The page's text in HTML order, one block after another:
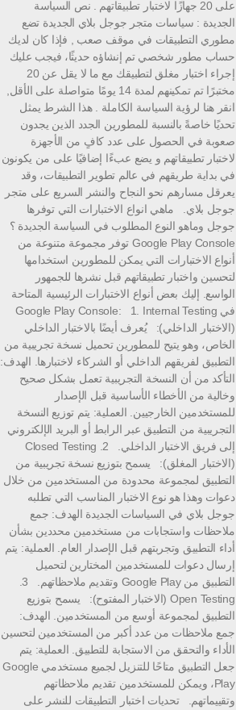
على 20 جهازًا لاختبار تطبيقاتهم . نص السياسة
الجديدة : سياسات متجر جوجل بلاي الجديدة تضع
مطوري التطبيقات في موقف صعب , فإذا كان لديك
حساب مطور شخصي تم إنشاؤه حديثًا، فيجب عليك
إجراء اختبار مغلق لتطبيقك مع ما لا يقل عن 20
مختبرًا تم تمكينهم لمدة 14 يومًا متواصلة على الأقل,
انقر هنا لرؤية السياسة الكاملة . هذا الشرط يمثل
تحديًا خاصةً بالنسبة للمطورين الجدد الذين يجدون
صعوبة في الحصول على عدد كافٍ من الأجهزة
لاختبار تطبيقاتهم و يضع عبءًا إضافيًا على من يكونون
في بداية طريقهم في عالم تطوير التطبيقات، وقد
يعرقل مسارهم نحو النجاح والنشر السريع على متجر
جوجل بلاي. ماهي انواع الاختبارات التي توفرها
جوجل وماهو النوع المطلوب في السياسة الجديدة ؟
Google Play Console توفر مجموعة متنوعة من
أنواع الاختبارات التي يمكن للمطورين استخدامها
لتحسين واختبار تطبيقاتهم قبل نشرها للجمهور
الواسع. إليك بعض أنواع الاختبارات الرئيسية المتاحة
في Google Play Console: 1. Internal Testing
(الاختبار الداخلي): يُعرف أيضًا بالاختبار الداخلي
الخاص، وهو يتيح للمطورين تحميل نسخة تجريبية من
التطبيق لفريقهم الداخلي أو الشركاء لاختبارها. الهدف:
التأكد من أن النسخة التجريبية تعمل بشكل صحيح
وخالية من الأخطاء الأساسية قبل الإصدار
للمستخدمين الخارجيين. العملية: يتم توزيع النسخة
التجريبية من التطبيق عبر الرابط أو البريد الإلكتروني
إلى فريق الاختبار الداخلي. 2. Closed Testing
(الاختبار المغلق): يسمح بتوزيع نسخة تجريبية من
التطبيق لمجموعة محدودة من المستخدمين من خلال
دعوات وهذا هو نوع الاختبار المناسب التي تطلبه
جوجل بلاي في السياسات الجديدة الهدف: جمع
ملاحظات واستجابات من مستخدمين محددين بشأن
أداء التطبيق وتجربتهم قبل الإصدار العام. العملية: يتم
إرسال دعوات للمستخدمين المختارين لتحميل
التطبيق من Google Play وتقديم ملاحظاتهم. 3.
Open Testing (الاختبار المفتوح): يسمح بتوزيع
التطبيق لمجموعة أوسع من المستخدمين. الهدف:
جمع ملاحظات من عدد أكبر من المستخدمين لتحسين
الأداء والتحقق من الاستجابة للتطبيق. العملية: يتم
جعل التطبيق متاحًا للتنزيل لجميع مستخدمي Google
Play، ويمكن للمستخدمين تقديم ملاحظاتهم
وتقييماتهم. تحديات اختبار التطبيقات للنشر على